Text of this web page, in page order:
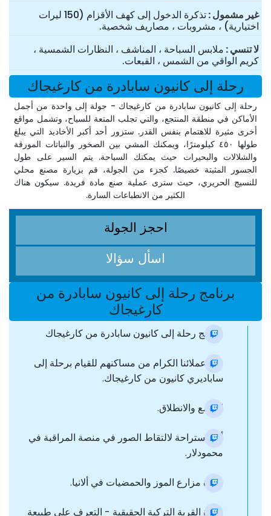
غير مشمول
تذكرة الدخول إلى كهف الأقزام (150 ليرات
اختيارية) ، مشروبات ، مصاريف شخصية.
لا تنسي ملابس السباحة ، المناشف ، النظارات الشمسية ،
كريم الواقي من الشمس ، القبعات.
رحلة إلى كانيون سابادرة من كارغيجاك
رحلة إلى كانيون سابادرة من كارغيجاك - جولة إلى واحدة من أجمل
الأماكن في منطقة المنتجع، والتي تجلب المتعة للسياح، وتشمل مواقع
أخرى مثيرة للاهتمام بنفس القدر. ستزور أحد أكبر الأخاديد التي يبلغ
طولها ٤٥٠ كيلومترًا، ويمكنك المشي بين الصخور والنباتات المورقة
والشلالات والبحيرات حيث يمكنك السباحة. يتم السير على طول
الجسور المثبتة خصيصًا. كجزء من الجولة، قم بزيارة مصنع محلي
للنسيج الحريري، حيث سترى عملية صنع مادة فريدة. سيكون هناك
الكثير من الانطباعات السارة.
احجز الجولة
اسأل سؤالا
برنامج رحلة إلى كانيون سابادرة من
كارغيجاك
برنامج رحلة إلى كانيون سابادرة من كارغيجاك
نقل عملائنا الكرام من مساكنهم للقيام برحلة إلى
ساباديري كانيون من كارغيجاك.
التجمع والانطلاق.
أخذ استراحة لالتقاط الصور في منصة المراقبة في
محمودلار.
زيارة مزارع الموز والحمضيات في ألانيا.
زيارة القرية التركية الحقيقية - التعرف على طبيعة